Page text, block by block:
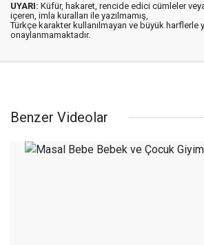
UYARI: Küfür, hakaret, rencide edici cümleler
içeren, imla kuralları ile yazılmamış,
Türkçe karakter kullanılmayan ve büyük harflerle
onaylanmamaktadır.
Benzer Videolar